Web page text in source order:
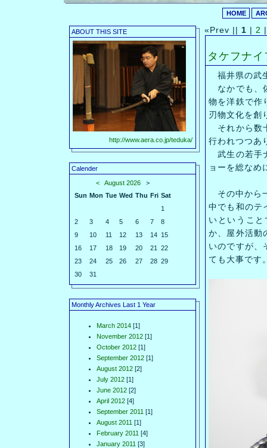
HOME
ABOUT THIS SITE
http://www.aera.co.jp/teduka/
Calender
<
August 2026 >
Sun Mon Tue Wed Thu Fri Sat
1
2
3 4 5 6 7
8
9
10 11 12 13 14 15
16
17 18 19 20 21
22
23
24 25 26 27 28 29
30
31
Monthly Archives Last 1 Year
March 2014 [1]
November 2012 [1]
October 2012 [1]
September 2012 [1]
August 2012 [2]
July 2012 [1]
June 2012 [2]
April 2012 [4]
September 2011 [1]
August 2011 [1]
February 2011 [4]
January 2011 [3]
«Prev || 1 | 2
タケフナ
福井県の武
なかでも、
物を洋鉄で作
刃物文化を創
それから数
行われつつあ
武生の若手
ョーを総なめ
その中から
中でも和のテ
いというこ
か、屋外活動
いのですが、
ても大事です